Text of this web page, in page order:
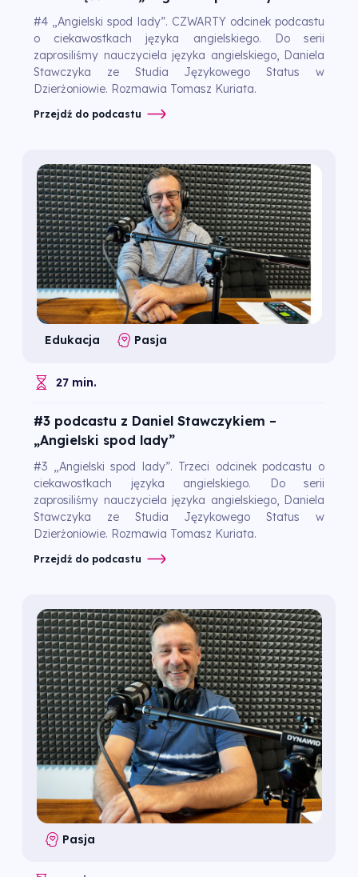
#4 „Angielski spod lady”. CZWARTY odcinek podcastu
o ciekawostkach języka angielskiego. Do serii
zaprosiliśmy nauczyciela języka angielskiego, Daniela
Stawczyka ze Studia Językowego Status w
Dzierżoniowie. Rozmawia Tomasz Kuriata.
Przejdź do podcastu
Edukacja Pasja
27 min.
#3 podcastu z Daniel Stawczykiem –
„Angielski spod lady”
#3 „Angielski spod lady”. Trzeci odcinek podcastu o
ciekawostkach języka angielskiego. Do serii
zaprosiliśmy nauczyciela języka angielskiego, Daniela
Stawczyka ze Studia Językowego Status w
Dzierżoniowie. Rozmawia Tomasz Kuriata.
Przejdź do podcastu
Pasja